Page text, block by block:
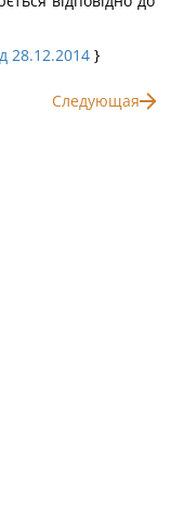
28.12.2014 }
Следующая